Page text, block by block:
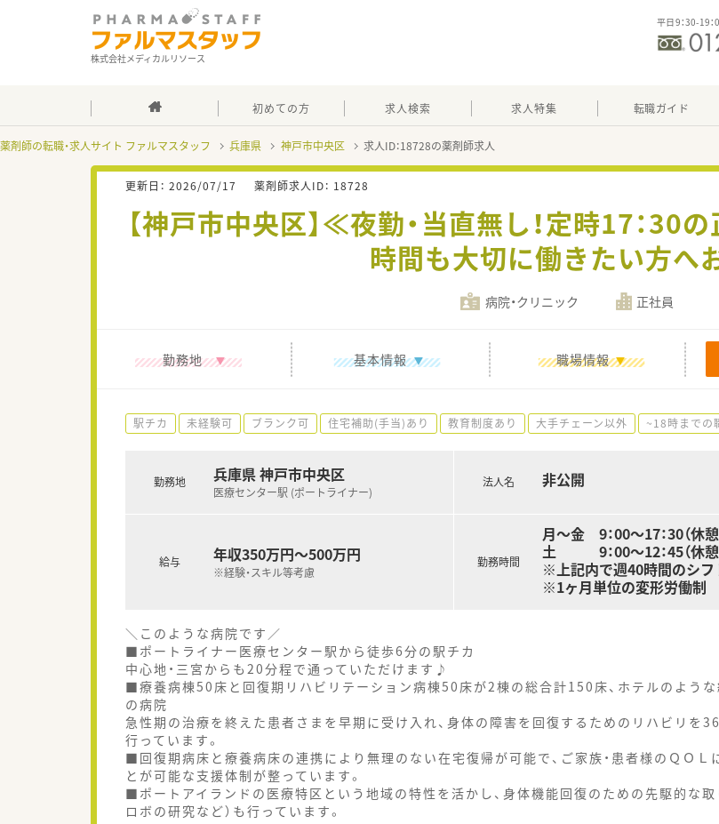
株式会社メディカルリソース
平日9：30-19
初めての方 求人検索 求人特集 転職ガイド
薬剤師の転職・求人サイト ファルマスタッフ 兵庫県 神戸市中央区 求人ID：18728の薬剤師求人
更新日： 2026/07/17 薬剤師求人ID： 18728
【神戸市中央区】≪夜勤・当直無し！定時17：
時間も大切に働きたい方へ
病院・クリニック 正社員
勤務地 基本情報 職場情報
駅チカ 未経験可 ブランク可 住宅補助(手当)あり 教育制度あり 大手チェーン以外 ~18時までの
勤務地 兵庫県 神戸市中央区
医療センター駅 (ポートライナー)
給与 年収350万円～500万円
※経験・スキル等考慮
法人名 非公開
勤務時間
月～金 9：00～17：30（休憩
土 9：00～12：45（休憩
※上記内で週40時間のシフ
※1ヶ月単位の変形労働制
＼このような病院です／
■ポートライナー医療センター駅から徒歩6分の駅チカ
中心地・三宮からも20分程で通っていただけます♪
■療養病棟50床と回復期リハビリテーション病棟50床が2棟の総合計150床、ホテルのような
の病院
急性期の治療を終えた患者さまを早期に受け入れ、身体の障害を回復するためのリハビリを
行っています。
■回復期病床と療養病床の連携により無理のない在宅復帰が可能で、ご家族・患者様のＱＯＬ
とが可能な支援体制が整っています。
■ポートアイランドの医療特区という地域の特性を活かし、身体機能回復のための先駆的な取
ロボの研究など）も行っています。